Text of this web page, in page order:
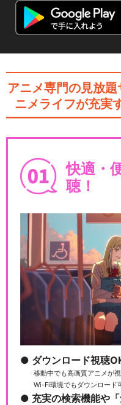
アニメ専門の見放題
ニメライフが充実
快適・
聴！
ダウンロード視聴
移動中でも高画質アニメが
Wi-Fi環境でもダウンロード
充実の検索機能や